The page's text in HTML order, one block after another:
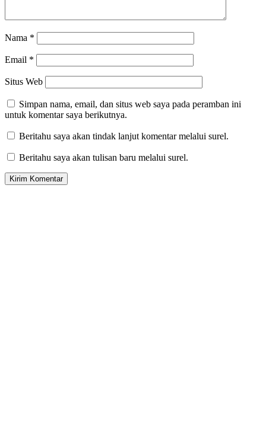
Nama *
Email *
Situs Web
Simpan nama, email, dan situs web saya pada peramban ini
untuk komentar saya berikutnya.
Beritahu saya akan tindak lanjut komentar melalui surel.
Beritahu saya akan tulisan baru melalui surel.